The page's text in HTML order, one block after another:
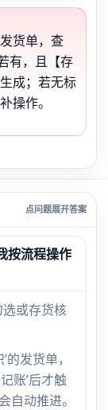
货单，查
有，且【存
成；若无标
操作。
按流程操作
选或存货核
发货单，
账’后才触
自动推进。